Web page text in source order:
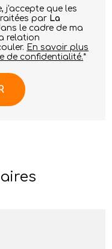
j'accepte que les
par La
le cadre de ma
relation
En savoir plus
de confidentialité.*